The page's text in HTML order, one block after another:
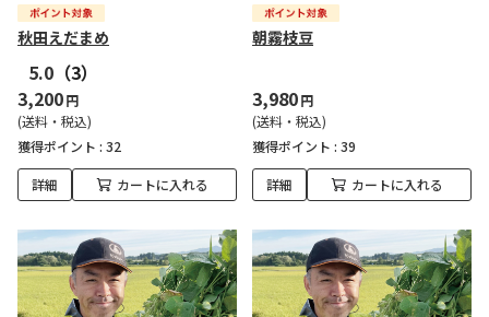
秋田えだまめ
5.0 （3）
3,200円
(送料・税込)
獲得ポイント : 32
詳細 カートに入れる
朝霧枝豆
3,980円
(送料・税込)
獲得ポイント : 39
詳細 カートに入れる